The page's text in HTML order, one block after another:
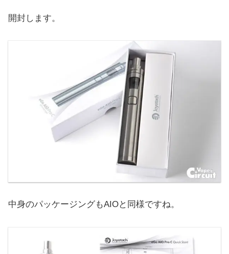
開封します。
中身のパッケージングもAIOと同様ですね。